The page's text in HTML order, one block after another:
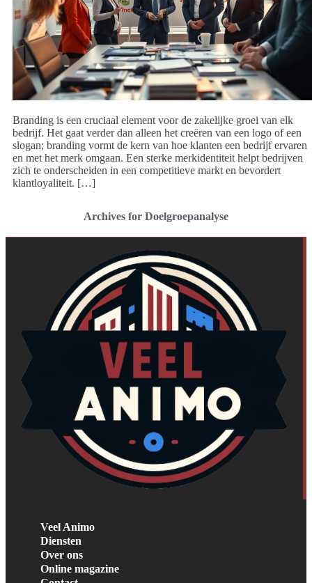
Branding is een cruciaal element voor de zakelijke groei van elk
bedrijf. Het gaat verder dan alleen het creëren van een logo of een
slogan; branding vormt de kern van hoe klanten een bedrijf ervaren
en met het merk omgaan. Een sterke merkidentiteit helpt bedrijven
zich te onderscheiden in een competitieve markt en bevordert
klantloyaliteit. […]
Archives for Doelgroepanalyse
Veel Animo
Diensten
Over ons
Online magazine